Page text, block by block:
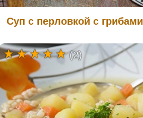
Суп с перловкой с грибами
(2)